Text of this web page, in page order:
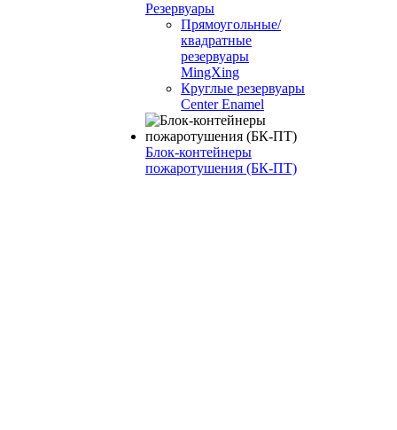
Резервуары
Прямоугольные/
квадратные
резервуары
MingXing
Круглые резервуары
Center Enamel
Блок-контейнеры
пожаротушения (БК-ПТ)